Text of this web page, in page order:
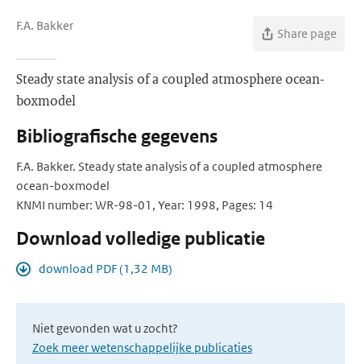
F.A. Bakker
Share page
Steady state analysis of a coupled atmosphere ocean-
boxmodel
Bibliografische gegevens
F.A. Bakker. Steady state analysis of a coupled atmosphere
ocean-boxmodel
KNMI number: WR-98-01, Year: 1998, Pages: 14
Download volledige publicatie
download PDF (1,32 MB)
Niet gevonden wat u zocht?
Zoek meer wetenschappelijke publicaties